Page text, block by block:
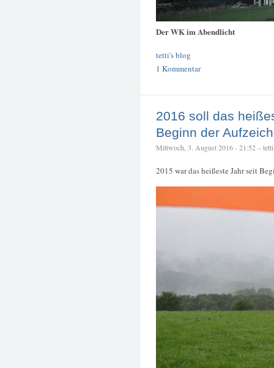
Der WK im Abendlicht
tetti's blog
1 Kommentar
2016 soll das
Beginn der
Mittwoch, 3. August 2016 - 21:52 – tetti
2015 war das heißeste Jahr seit